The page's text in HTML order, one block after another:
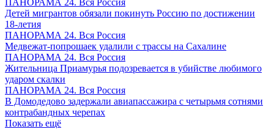
Детей мигрантов обязали покинуть Россию по достижении
18-летия
ПАНОРАМА 24. Вся Россия
Медвежат-попрошаек удалили с трассы на Сахалине
ПАНОРАМА 24. Вся Россия
Жительница Приамурья подозревается в убийстве любимого
ударом скалки
ПАНОРАМА 24. Вся Россия
В Домодедово задержали авиапассажира с четырьмя сотнями
контрабандных черепах
Показать ещё